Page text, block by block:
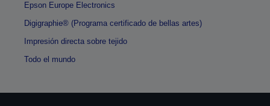
Epson Europe Electronics
Digigraphie® (Programa certificado de bellas artes)
Impresión directa sobre tejido
Todo el mundo